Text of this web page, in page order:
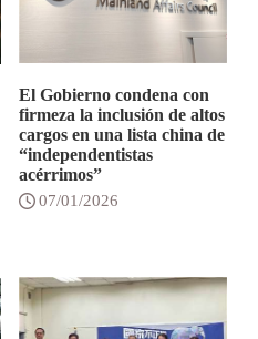
El Gobierno condena con
firmeza la inclusión de altos
cargos en una lista china de
“independentistas
acérrimos”
07/01/2026